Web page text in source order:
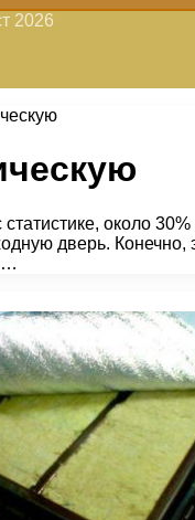
2026
около
дверь. Конечно,